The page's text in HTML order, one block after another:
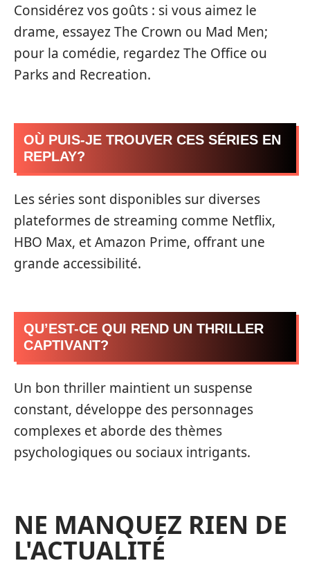
Considérez vos goûts : si vous aimez le
drame, essayez The Crown ou Mad Men;
pour la comédie, regardez The Office ou
Parks and Recreation.
OÙ PUIS-JE TROUVER CES SÉRIES EN
REPLAY?
Les séries sont disponibles sur diverses
plateformes de streaming comme Netflix,
HBO Max, et Amazon Prime, offrant une
grande accessibilité.
QU’EST-CE QUI REND UN THRILLER
CAPTIVANT?
Un bon thriller maintient un suspense
constant, développe des personnages
complexes et aborde des thèmes
psychologiques ou sociaux intrigants.
NE MANQUEZ RIEN DE
L'ACTUALITÉ